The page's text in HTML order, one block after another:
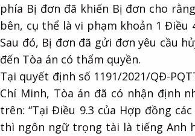
phía Bị đơn đã khiến Bị đơn cho
bên, cụ thể là vi phạm khoản 1
Sau đó, Bị đơn đã gửi đơn yêu cầu
đến Tòa án có thẩm quyền.
Tại quyết định số 1191/2021/QĐ-
Chí Minh, Tòa án đã có nhận định
trên: “Tại Điều 9.3 của Hợp đồng
thì ngôn ngữ trọng tài là tiếng Anh